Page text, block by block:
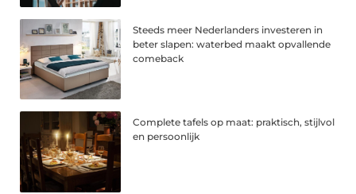
Steeds meer Nederlanders investeren in
beter slapen: waterbed maakt opvallende
comeback
Complete tafels op maat: praktisch, stijlvol
en persoonlijk